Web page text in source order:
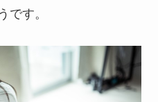
です。